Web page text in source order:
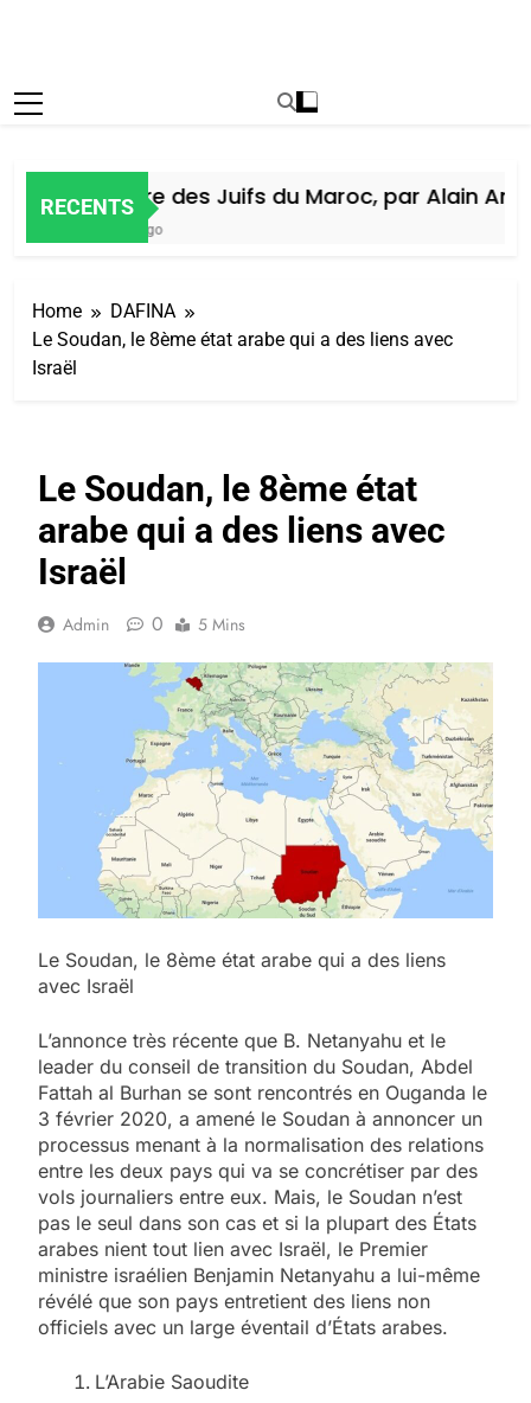
RECENTS
Histoire des Juifs du Maroc, par Alain Amiel
Home
DAFINA
Le Soudan, le 8ème état arabe qui a des liens avec
Israël
Le Soudan, le 8ème état
arabe qui a des liens avec
Israël
Admin 0 5 Mins
Le Soudan, le 8ème état arabe qui a des liens
avec Israël
L’annonce très récente que B. Netanyahu et le
leader du conseil de transition du Soudan, Abdel
Fattah al Burhan se sont rencontrés en Ouganda le
3 février 2020, a amené le Soudan à annoncer un
processus menant à la normalisation des relations
entre les deux pays qui va se concrétiser par des
vols journaliers entre eux. Mais, le Soudan n’est
pas le seul dans son cas et si la plupart des États
arabes nient tout lien avec Israël, le Premier
ministre israélien Benjamin Netanyahu a lui-même
révélé que son pays entretient des liens non
officiels avec un large éventail d’États arabes.
L’Arabie Saoudite